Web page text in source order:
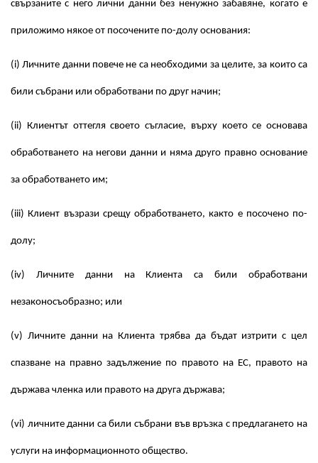
свързаните с него лични данни без ненужно забавяне, когато е
приложимо някое от посочените по-долу основания:
(i) Личните данни повече не са необходими за целите, за които са
били събрани или обработвани по друг начин;
(ii) Клиентът оттегля своето съгласие, върху което се основава
обработването на негови данни и няма друго правно основание
за обработването им;
(iii) Клиент възрази срещу обработването, както е посочено по-
долу;
(iv) Личните данни на Клиента са били обработвани
незаконосъобразно; или
(v) Личните данни на Клиента трябва да бъдат изтрити с цел
спазване на правно задължение по правото на ЕС, правото на
държава членка или правото на друга държава;
(vi) личните данни са били събрани във връзка с предлагането на
услуги на информационното общество.